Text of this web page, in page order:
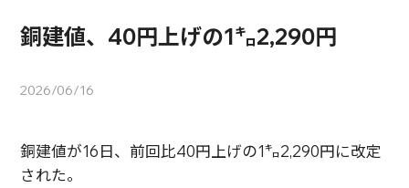
銅建値、40円上げの1㌔2,290円
2026/06/16
銅建値が16日、前回比40円上げの1㌔2,290円に改定
された。